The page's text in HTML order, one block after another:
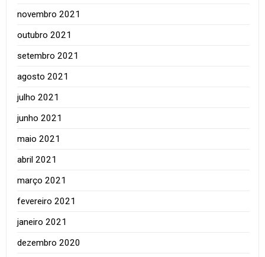
novembro 2021
outubro 2021
setembro 2021
agosto 2021
julho 2021
junho 2021
maio 2021
abril 2021
março 2021
fevereiro 2021
janeiro 2021
dezembro 2020